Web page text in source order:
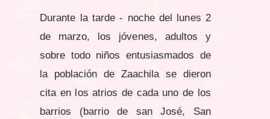
Durante la tarde - noche del lunes 2
de marzo, los jóvenes, adultos y
sobre todo niños entusiasmados de
la población de Zaachila se dieron
cita en los atrios de cada uno de los
barrios (barrio de san José, San